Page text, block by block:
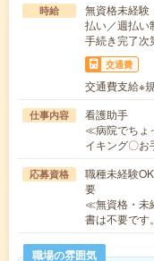
時給
無資格未経
払い／週払い
手続き完了次
交通費
交通費支給※
仕事内容
看護助手
≪病院でちょ
イキング〇
応募資格
職種未経験
要
≪無資格・未
書は不要で
職場の雰囲気